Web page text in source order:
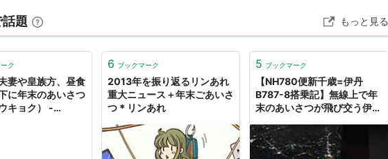
題 もっと見る
ク
妻や皇族方、昼食
に年末のあいさつ
キョク） -
6 ブックマーク
2013年を振り返るリンあれ
重大ニュース＋年末ごあいさ
つ＊リンあれ
5 ブックマーク
【NH780便新千歳=伊丹
B787-8搭乗記】無線上で年
末のあいさつが飛び交う伊丹
空・旅行ブログ